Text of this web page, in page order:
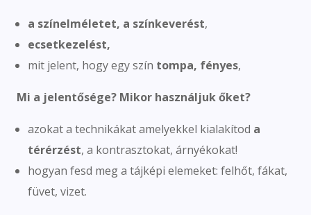
a színelméletet, a színkeverést,
ecsetkezelést,
mit jelent, hogy egy szín tompa, fényes,
Mi a jelentősége? Mikor használjuk őket?
azokat a technikákat amelyekkel kialakítod a
térérzést, a kontrasztokat, árnyékokat!
hogyan fesd meg a tájképi elemeket: felhőt, fákat,
füvet, vizet.